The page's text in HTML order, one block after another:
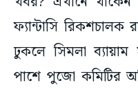
ফ্যান্টাসি রিকশচালক
ঢুকলে সিমলা ব্যায়াম
পাশে পুজো কমিটির